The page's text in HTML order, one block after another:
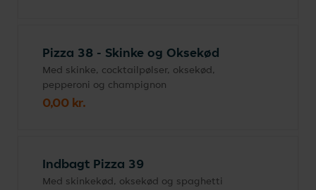
Pizza 38 - Skinke og Oksekød
Med skinke, cocktailpølser, oksekød,
pepperoni og champignon
0,00 kr.
Indbagt Pizza 39
Med skinkekød, oksekød og spaghetti